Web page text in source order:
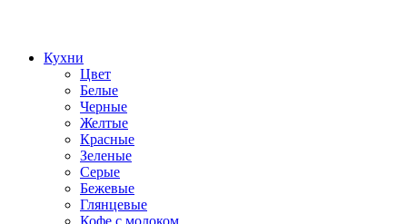
Кухни
Цвет
Белые
Черные
Желтые
Красные
Зеленые
Серые
Бежевые
Глянцевые
Кофе с молоком